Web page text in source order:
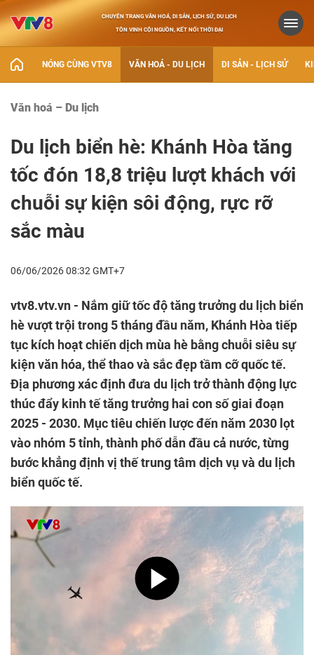
CHUYÊN TRANG VĂN HOÁ, DI SẢN, LỊCH SỬ, DU LỊCH
TÔN VINH CỘI NGUỒN, KẾT NỐI THỜI ĐẠI
NÓNG CÙNG VTV8 VĂN HOÁ - DU LỊCH DI SẢN - LỊCH SỬ
Văn hoá – Du lịch
Du lịch biển hè: Khánh Hòa tăng
tốc đón 18,8 triệu lượt khách với
chuỗi sự kiện sôi động, rực rỡ
sắc màu
06/06/2026 08:32 GMT+7
vtv8.vtv.vn - Nắm giữ tốc độ tăng trưởng du lịch biển
hè vượt trội trong 5 tháng đầu năm, Khánh Hòa tiếp
tục kích hoạt chiến dịch mùa hè bằng chuỗi siêu sự
kiện văn hóa, thể thao và sắc đẹp tầm cỡ quốc tế.
Địa phương xác định đưa du lịch trở thành động lực
thúc đẩy kinh tế tăng trưởng hai con số giai đoạn
2025 - 2030. Mục tiêu chiến lược đến năm 2030 lọt
vào nhóm 5 tỉnh, thành phố dẫn đầu cả nước, từng
bước khẳng định vị thế trung tâm dịch vụ và du lịch
biển quốc tế.